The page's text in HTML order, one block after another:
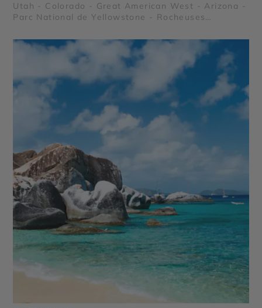
Utah - Colorado - Great American West - Arizona -
Parc National de Yellowstone - Rocheuses
Rushmore - Parc National Rocky Mountain